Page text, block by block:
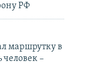
РФ
маршрутку в
человек –